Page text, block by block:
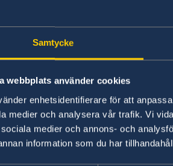
Samtycke
webbplats använder cookies
enhetsidentifierare för att
medier och analysera vår trafik. Vi
medier och annons- och
information som du har
pass
för barnoch översättningar